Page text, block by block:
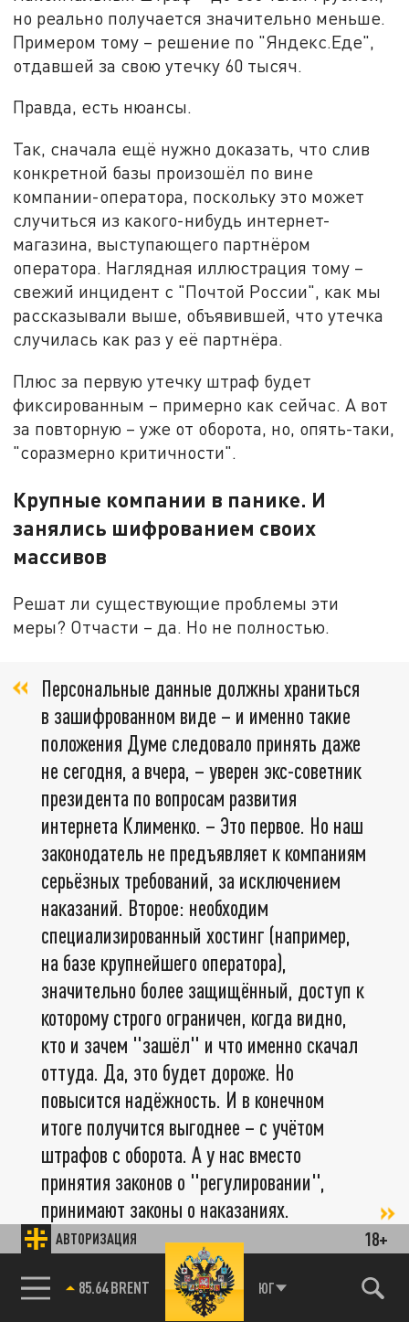
АВТОРИЗАЦИЯ 18+
85.64 BRENT ЮГ
но реально получается значительно меньше.
Примером тому – решение по "Яндекс.Еде",
отдавшей за свою утечку 60 тысяч.
Правда, есть нюансы.
Так, сначала ещё нужно доказать, что слив
конкретной базы произошёл по вине
компании-оператора, поскольку это может
случиться из какого-нибудь интернет-
магазина, выступающего партнёром
оператора. Наглядная иллюстрация тому –
свежий инцидент с "Почтой России", как мы
рассказывали выше, объявившей, что утечка
случилась как раз у её партнёра.
Плюс за первую утечку штраф будет
фиксированным – примерно как сейчас. А вот
за повторную – уже от оборота, но, опять-таки,
"соразмерно критичности".
Крупные компании в панике. И
занялись шифрованием своих
массивов
Решат ли существующие проблемы эти
меры? Отчасти – да. Но не полностью.
Персональные данные должны храниться
в зашифрованном виде – и именно такие
положения Думе следовало принять даже
не сегодня, а вчера, – уверен экс-советник
президента по вопросам развития
интернета Клименко. – Это первое. Но наш
законодатель не предъявляет к компаниям
серьёзных требований, за исключением
наказаний. Второе: необходим
специализированный хостинг (например,
на базе крупнейшего оператора),
значительно более защищённый, доступ к
которому строго ограничен, когда видно,
кто и зачем "зашёл" и что именно скачал
оттуда. Да, это будет дороже. Но
повысится надёжность. И в конечном
итоге получится выгоднее – с учётом
штрафов с оборота. А у нас вместо
принятия законов о "регулировании",
принимают законы о наказаниях.
По его словам, сегодня многие крупные
компании, которые накрыла паника из-за